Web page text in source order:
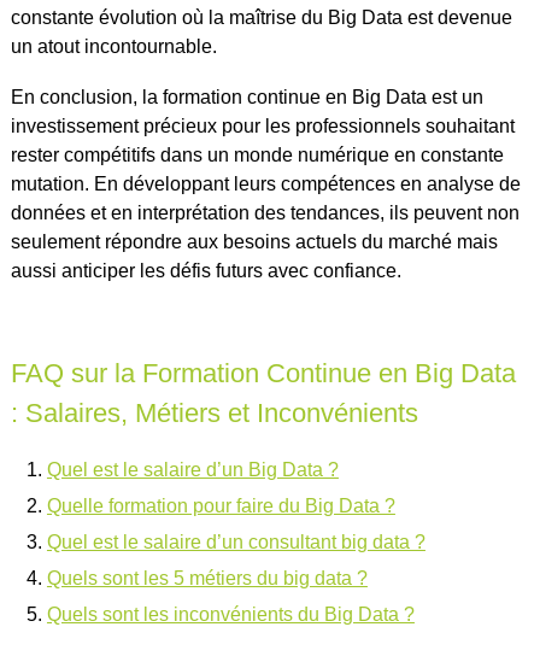
constante évolution où la maîtrise du Big Data est devenue
un atout incontournable.
En conclusion, la formation continue en Big Data est un
investissement précieux pour les professionnels souhaitant
rester compétitifs dans un monde numérique en constante
mutation. En développant leurs compétences en analyse de
données et en interprétation des tendances, ils peuvent non
seulement répondre aux besoins actuels du marché mais
aussi anticiper les défis futurs avec confiance.
FAQ sur la Formation Continue en Big Data
: Salaires, Métiers et Inconvénients
Quel est le salaire d’un Big Data ?
Quelle formation pour faire du Big Data ?
Quel est le salaire d’un consultant big data ?
Quels sont les 5 métiers du big data ?
Quels sont les inconvénients du Big Data ?